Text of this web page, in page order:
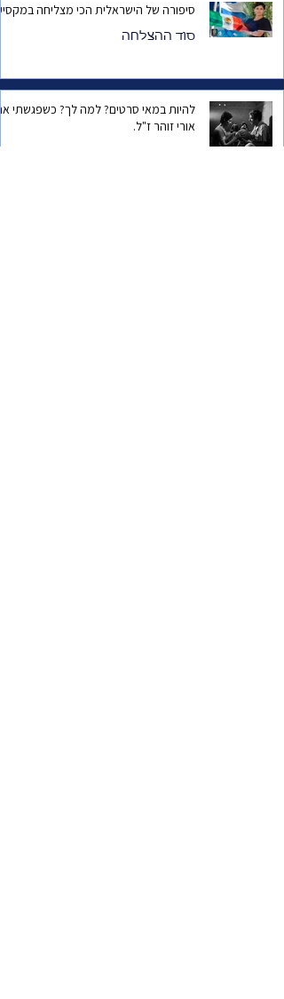
סיפורה של הישראלית הכי מצליחה
סוד ההצלחה
להיות במאי סרטים? למה לך? כשפגשתי
אורי זוהר ז"ל.